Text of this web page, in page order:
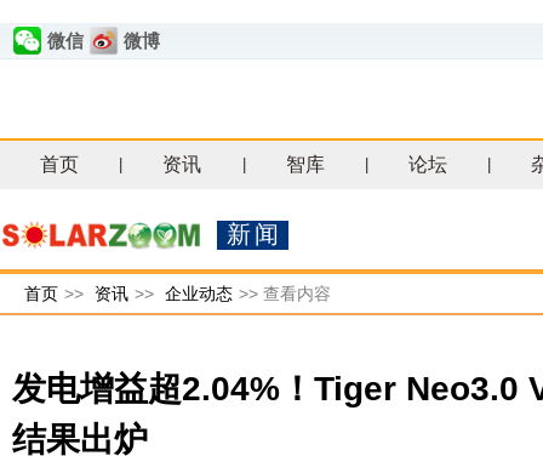
微信 微博
首页 资讯 智库 论坛
新闻
首页 >> 资讯 >> 企业动态 >> 查看内容
发电增益超2.04%！Tiger Neo3.0
结果出炉